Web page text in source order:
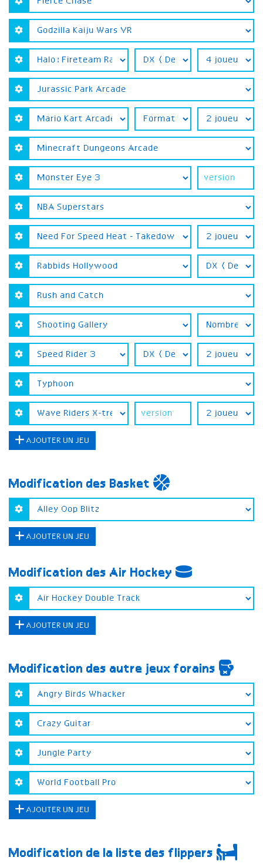
AJOUTER UN JEU
Modification des Basket
AJOUTER UN JEU
Modification des Air Hockey
AJOUTER UN JEU
Modification des autre jeux forains
AJOUTER UN JEU
Modification de la liste des flippers